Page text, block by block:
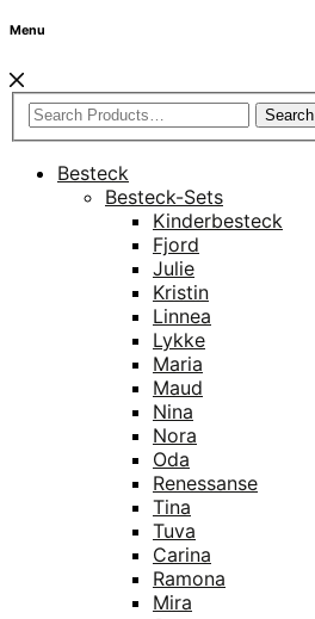
Menu
Search
Besteck
Besteck-Sets
Kinderbesteck
Fjord
Julie
Kristin
Linnea
Lykke
Maria
Maud
Nina
Nora
Oda
Renessanse
Tina
Tuva
Carina
Ramona
Mira